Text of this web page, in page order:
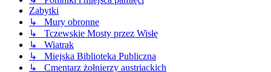
Zabytki
↳ Mury obronne
↳ Tczewskie Mosty przez Wisłę
↳ Wiatrak
↳ Miejska Biblioteka Publiczna
↳ Cmentarz żołnierzy austriackich